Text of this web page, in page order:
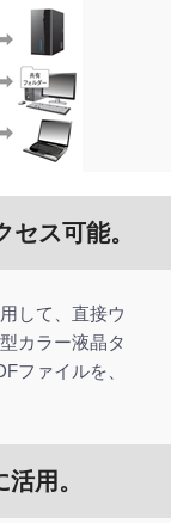
ス可能。
して、直接ウ
カラー液晶タ
ファイルを、
用。